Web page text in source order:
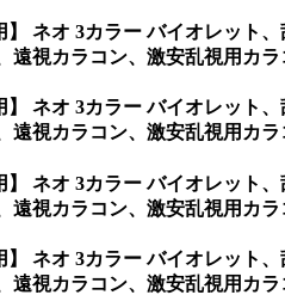
】 ネオ 3カラー バイオレット
遠視カラコン、激安乱視用カ
】 ネオ 3カラー バイオレット
遠視カラコン、激安乱視用カ
】 ネオ 3カラー バイオレット
遠視カラコン、激安乱視用カ
】 ネオ 3カラー バイオレット
遠視カラコン、激安乱視用カ